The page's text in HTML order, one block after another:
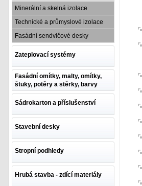
Minerální a skelná izolace
Technické a průmyslové izolace
Fasádní sendvičové desky
Zateplovací systémy
Fasádní omítky, malty, omítky,
štuky, potěry a stěrky, barvy
Sádrokarton a příslušenství
Stavební desky
Stropní podhledy
Hrubá stavba - zdící materiály